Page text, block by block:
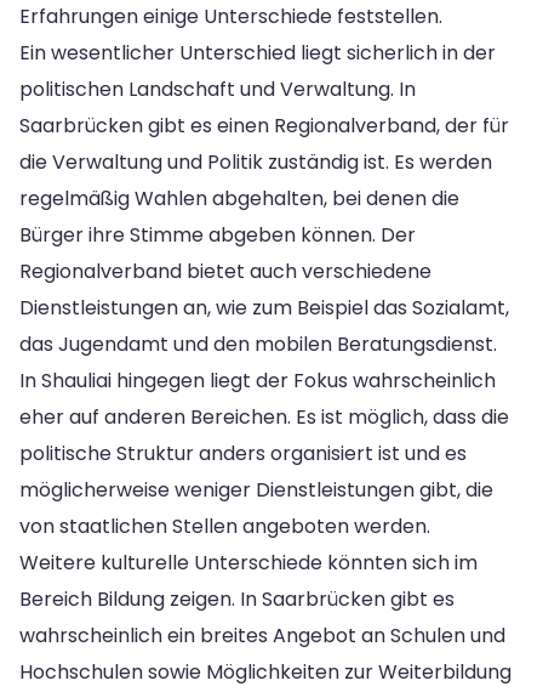
Erfahrungen einige Unterschiede feststellen.
Ein wesentlicher Unterschied liegt sicherlich in der
politischen Landschaft und Verwaltung. In
Saarbrücken gibt es einen Regionalverband, der für
die Verwaltung und Politik zuständig ist. Es werden
regelmäßig Wahlen abgehalten, bei denen die
Bürger ihre Stimme abgeben können. Der
Regionalverband bietet auch verschiedene
Dienstleistungen an, wie zum Beispiel das Sozialamt,
das Jugendamt und den mobilen Beratungsdienst.
In Shauliai hingegen liegt der Fokus wahrscheinlich
eher auf anderen Bereichen. Es ist möglich, dass die
politische Struktur anders organisiert ist und es
möglicherweise weniger Dienstleistungen gibt, die
von staatlichen Stellen angeboten werden.
Weitere kulturelle Unterschiede könnten sich im
Bereich Bildung zeigen. In Saarbrücken gibt es
wahrscheinlich ein breites Angebot an Schulen und
Hochschulen sowie Möglichkeiten zur Weiterbildung